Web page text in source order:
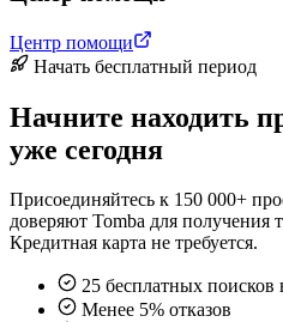
Центр помощи
Начать бесплатный период
Начните находить
уже сегодня
Присоединяйтесь к 150 000+
доверяют Tomba для получения
Кредитная карта не требуется.
25 бесплатных поисков
Менее 5% отказов